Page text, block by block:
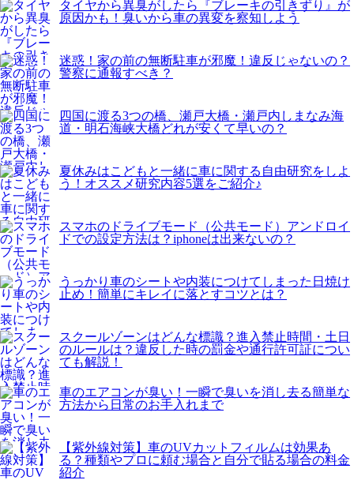
タイヤから異臭がしたら『ブレーキの引きずり』が
原因かも！臭いから車の異変を察知しよう
迷惑！家の前の無断駐車が邪魔！違反じゃないの？
警察に通報すべき？
四国に渡る3つの橋、瀬戸大橋・瀬戸内しまなみ海
道・明石海峡大橋どれが安くて早いの？
夏休みはこどもと一緒に車に関する自由研究をしよ
う！オススメ研究内容5選をご紹介♪
スマホのドライブモード（公共モード）アンドロイ
ドでの設定方法は？iphoneは出来ないの？
うっかり車のシートや内装につけてしまった日焼け
止め！簡単にキレイに落とすコツとは？
スクールゾーンはどんな標識？進入禁止時間・土日
のルールは？違反した時の罰金や通行許可証につい
ても解説！
車のエアコンが臭い！一瞬で臭いを消し去る簡単な
方法から日常のお手入れまで
【紫外線対策】車のUVカットフィルムは効果あ
る？種類やプロに頼む場合と自分で貼る場合の料金
紹介